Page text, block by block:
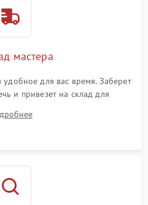
мастера
для вас время. Заберет
и привезет на склад для